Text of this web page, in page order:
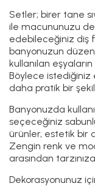
Setler; birer tane
ile macununuzu
edebileceğiniz diş
banyonuzun
kullanılan
Böylece istediğiniz
daha pratik bir
Banyonuzda
seçeceğiniz
ürünler, estetik bir
Zengin renk ve
arasından
Dekorasyonunuz